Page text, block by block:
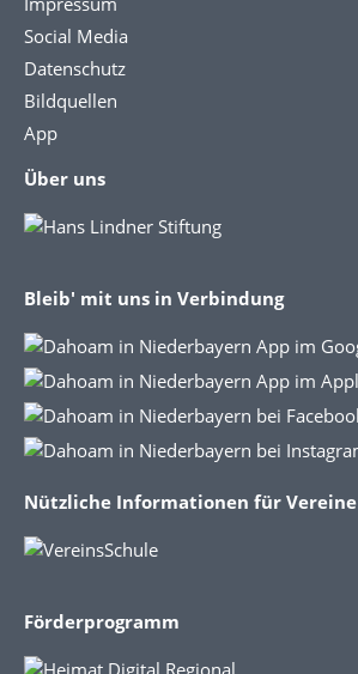
Social Media
Datenschutz
Bildquellen
App
Über uns
Bleib' mit uns in Verbindung
Nützliche Informationen für Vereine
Förderprogramm